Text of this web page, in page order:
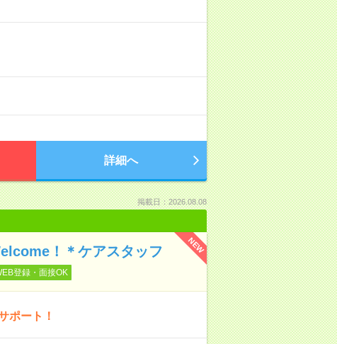
詳細へ
掲載日：2026.08.08
NEW
！＊ケアスタッフ
登録・面接OK
ポート！